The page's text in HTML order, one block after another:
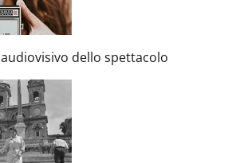
dello spettacolo